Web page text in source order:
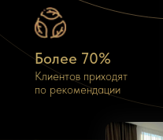
Более 70%
Клиентов приходят
по рекомендации